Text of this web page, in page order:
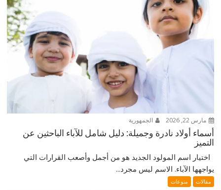
مارس 22, 2026 الجمهورية
أسماء أولاد نادرة وجميلة: دليل شامل للآباء الباحثين عن
التميز
اختيار اسم المولود الجديد هو من أجمل وأصعب القرارات التي
يواجهها الآباء. الاسم ليس مجرد...
مقالات منوعات